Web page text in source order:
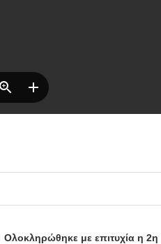
Ολοκληρώθηκε με επιτυχία η 2η